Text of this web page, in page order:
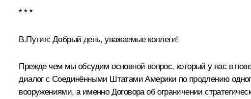
* * *
В.Путин: Добрый день, уважаемые коллеги!
Прежде чем мы обсудим основной вопрос, который у нас в
диалог с Соединёнными Штатами Америки по продлению
вооружениями, а именно Договора об ограничении